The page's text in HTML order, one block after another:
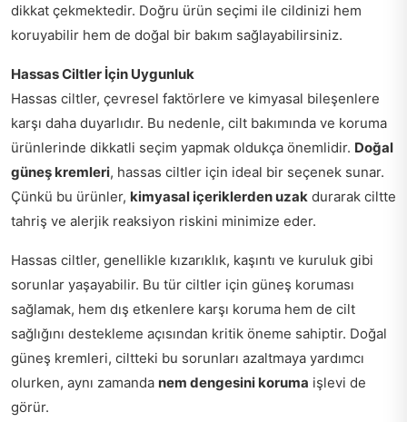
dikkat çekmektedir. Doğru ürün seçimi ile cildinizi hem
koruyabilir hem de doğal bir bakım sağlayabilirsiniz.
Hassas Ciltler İçin Uygunluk
Hassas ciltler, çevresel faktörlere ve kimyasal bileşenlere
karşı daha duyarlıdır. Bu nedenle, cilt bakımında ve koruma
ürünlerinde dikkatli seçim yapmak oldukça önemlidir. Doğal
güneş kremleri, hassas ciltler için ideal bir seçenek sunar.
Çünkü bu ürünler, kimyasal içeriklerden uzak durarak ciltte
tahriş ve alerjik reaksiyon riskini minimize eder.
Hassas ciltler, genellikle kızarıklık, kaşıntı ve kuruluk gibi
sorunlar yaşayabilir. Bu tür ciltler için güneş koruması
sağlamak, hem dış etkenlere karşı koruma hem de cilt
sağlığını destekleme açısından kritik öneme sahiptir. Doğal
güneş kremleri, ciltteki bu sorunları azaltmaya yardımcı
olurken, aynı zamanda nem dengesini koruma işlevi de
görür.